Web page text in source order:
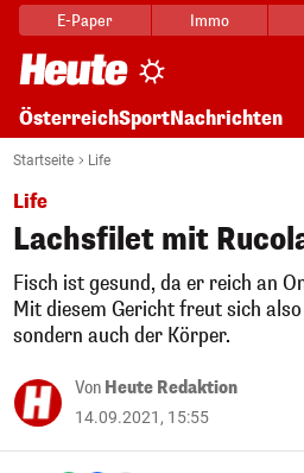
E-Paper Immo
ÖsterreichSportNachrichten
Startseite Life
Life
Lachsfilet mit
Fisch ist gesund, da er reich an
Mit diesem Gericht freut sich
sondern auch der Körper.
Von Heute Redaktion
14.09.2021, 15:55